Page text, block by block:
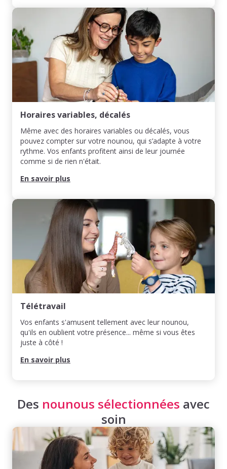
Horaires variables, décalés
Même avec des horaires variables ou décalés, vous
pouvez compter sur votre nounou, qui s’adapte à votre
rythme. Vos enfants profitent ainsi de leur journée
comme si de rien n'était.
En savoir plus
Télétravail
Vos enfants s'amusent tellement avec leur nounou,
qu'ils en oublient votre présence... même si vous êtes
juste à côté !
En savoir plus
Des nounous sélectionnées avec
soin